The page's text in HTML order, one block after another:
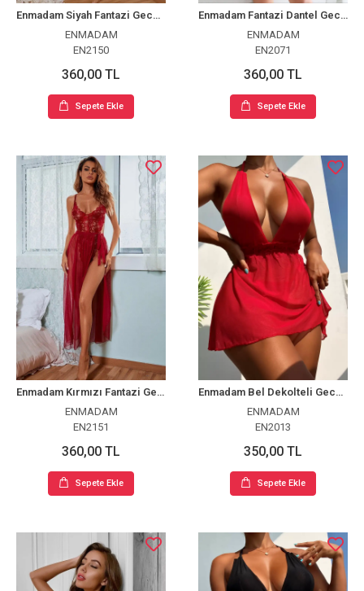
Enmadam Siyah Fantazi Gecelik
ENMADAM
EN2150
360,00 TL
Sepete Ekle
Enmadam Fantazi Dantel Gecelik
ENMADAM
EN2071
360,00 TL
Sepete Ekle
Enmadam Kırmızı Fantazi Gecelik
ENMADAM
EN2151
360,00 TL
Sepete Ekle
Enmadam Bel Dekolteli Gecelik Takım
ENMADAM
EN2013
350,00 TL
Sepete Ekle